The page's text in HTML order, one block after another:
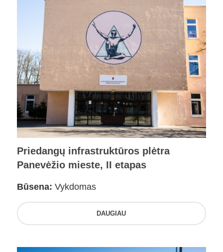
Priedangų infrastruktūros plėtra
Panevėžio mieste, II etapas
Būsena: Vykdomas
DAUGIAU